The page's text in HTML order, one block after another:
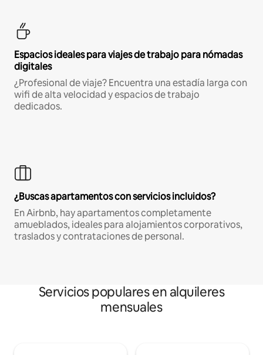
Espacios ideales para viajes de trabajo para nómadas
digitales
¿Profesional de viaje? Encuentra una estadía larga con
wifi de alta velocidad y espacios de trabajo
dedicados.
¿Buscas apartamentos con servicios incluidos?
En Airbnb, hay apartamentos completamente
amueblados, ideales para alojamientos corporativos,
traslados y contrataciones de personal.
Servicios populares en alquileres
mensuales